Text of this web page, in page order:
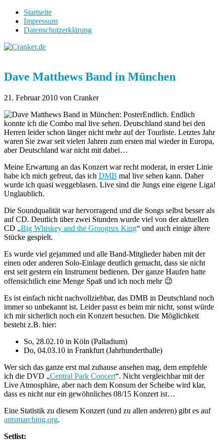
Startseite
Impressum
Datenschutzerklärung
Dave Matthews Band in München
21. Februar 2010 von Cranker
Endlich. Endlich
konnte ich die Combo mal live sehen. Deutschland stand bei den
Herren leider schon länger nicht mehr auf der Tourliste. Letztes Jahr
waren Sie zwar seit vielen Jahren zum ersten mal wieder in Europa,
aber Deutschland war nicht mit dabei…
Meine Erwartung an das Konzert war recht moderat, in erster Linie
habe ich mich gefreut, das ich DMB mal live sehen kann. Daher
wurde ich quasi weggeblasen. Live sind die Jungs eine eigene Liga!
Unglaublich.
Die Soundqualität war hervorragend und die Songs selbst besser als
auf CD. Deutlich über zwei Stunden wurde viel von der aktuellen
CD „Big Whiskey and the Groogrux King“ und auch einige ältere
Stücke gespielt.
Es wurde viel gejammed und alle Band-Mitglieder haben mit der
einen oder anderen Solo-Einlage deutlich gemacht, dass sie nicht
erst seit gestern ein Instrument bedienen. Der ganze Haufen hatte
offensichtlich eine Menge Spaß und ich noch mehr 😉
Es ist einfach nicht nachvollziehbar, das DMB in Deutschland noch
immer so unbekannt ist. Leider passt es beim mir nicht, sonst würde
ich mir sicherlich noch ein Konzert besuchen. Die Möglichkeit
besteht z.B. hier:
So, 28.02.10 in Köln (Palladium)
Do, 04.03.10 in Frankfurt (Jahrhunderthalle)
Wer sich das ganze erst mal zuhause ansehen mag, dem empfehle
ich die DVD „Central Park Concert“. Nicht vergleichbar mit der
Live Atmosphäre, aber nach dem Konsum der Scheibe wird klar,
dass es nicht nur ein gewöhnliches 08/15 Konzert ist…
Eine Statistik zu diesem Konzert (und zu allen anderen) gibt es auf
antsmarching.org.
Setlist: